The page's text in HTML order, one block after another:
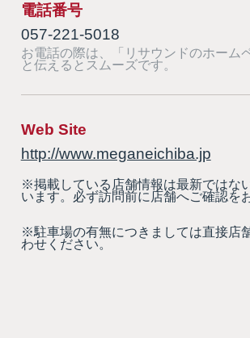
電話番号
057-221-5018
お電話の際は、「リサウンドのホーム
と伝えるとスムーズです。
Web Site
http://www.meganeichiba.jp
※掲載している店舗情報は最新ではな
います。必ず訪問前に店舗へご確認を
※駐車場の有無につきましては直接店
わせください。